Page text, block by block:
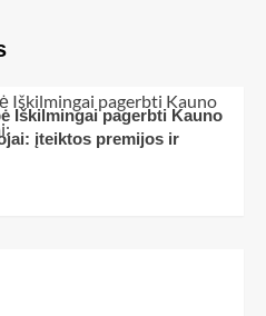
Iškilmingai pagerbti Kauno
įteiktos premijos ir